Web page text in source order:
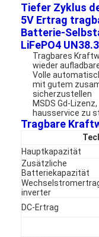
Tiefer Zyklus
5V Ertrag
Batterie-
LiFePO4
Tragbares
wieder
Volle
mit gutem
sicherzustellen
MSDS Gd-
hausservice zu
Tragbare
Hauptkapazität
Zusätzliche
Batteriekapazität
inverter
DC-Ertrag